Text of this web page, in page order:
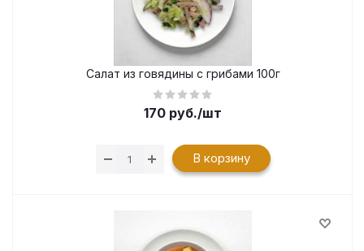
Салат из говядины с грибами 100г
170 руб./шт
В корзину